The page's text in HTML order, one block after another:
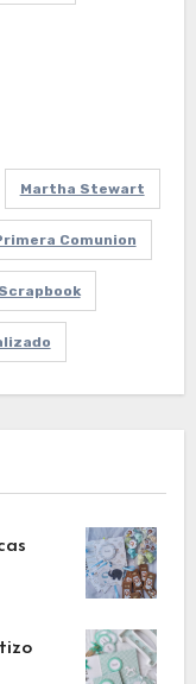
Martha Stewart
Comunion
Scrapbook